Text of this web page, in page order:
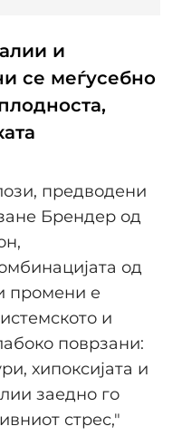
и
се меѓусебно
предводени
Брендер од
од
промени е
и
поврзани:
хипоксијата и
заедно го
стрес,"